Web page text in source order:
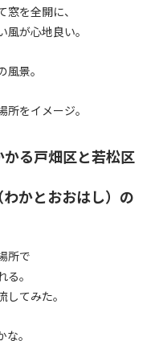
を全開に、
が心地良い。
景。
をイメージ。
る戸畑区と若松区
（わかとおおはし） の
所で
。
してみた。
。